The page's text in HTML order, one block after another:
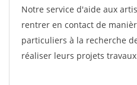
Notre service d'aide aux
rentrer en contact de
particuliers à la recherche
réaliser leurs projets